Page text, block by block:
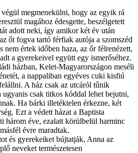
megmenekülni, hogy az egyik rá
magához édesgette, beszélgetett
adott neki, így amikor két év után
őt fogva tartó férfiak autója a szomszéd
nem értek időben haza, az őr félrenézett,
a gyerekeivel együtt egy ismerőséhez.
házban, Kelet-Magyarországon meséli
a nappaliban egyéves cuki kisfiú
A ház csak az utcáról tűnik
ugyanis csak titkos kóddal lehet bejutni,
Ha bárki illetéktelen érkezne, két
Ezt a védett házat a Baptista
három éve, ezalatt körülbelül harminc
évre maradtak.
és gyerekeiket bújtatják, Anna az
neveket természetesen